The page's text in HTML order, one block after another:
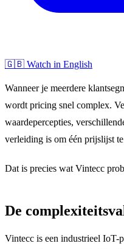
🇬🇧 Watch in English
Wanneer je meerdere
wordt pricing snel complex.
waardepercepties,
verleiding is om één prijslijst
Dat is precies wat Vintecc
De
Vintecc is een industrieel IoT-